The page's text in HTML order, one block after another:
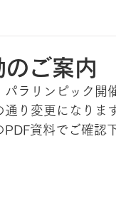
ご案内
パラリンピック開
り変更になりま
資料でご確認